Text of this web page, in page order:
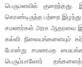
பெருமளவில்
கொண்டிருந்த பற்றை
சமணர்கள் அரச ஆதரவை
கல்வி நிலையங்களையும்
போன்று சமணமத
பெரும்பாலோர்